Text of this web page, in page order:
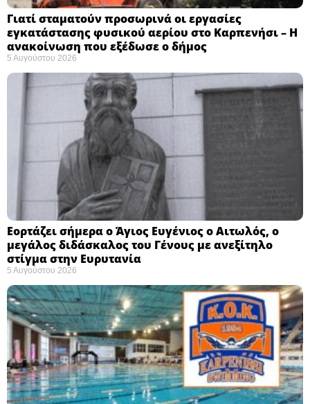
Γιατί σταματούν προσωρινά οι εργασίες
εγκατάστασης φυσικού αερίου στο Καρπενήσι – Η
ανακοίνωση που εξέδωσε ο δήμος
5 Αυγούστου 2026
Εορτάζει σήμερα ο Άγιος Ευγένιος ο Αιτωλός, ο
μεγάλος διδάσκαλος του Γένους με ανεξίτηλο
στίγμα στην Ευρυτανία
5 Αυγούστου 2026